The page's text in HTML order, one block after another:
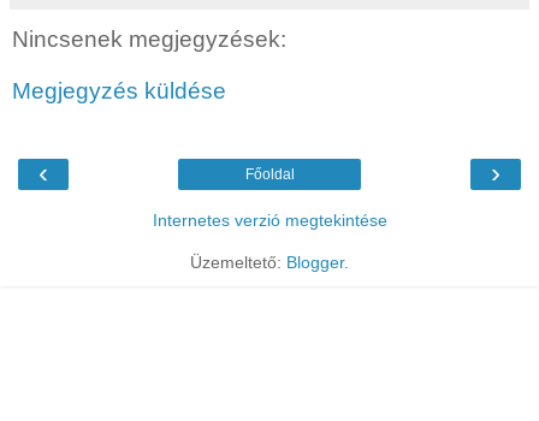
Nincsenek megjegyzések:
Megjegyzés küldése
‹ ›
Főoldal
Internetes verzió megtekintése
Üzemeltető: Blogger.